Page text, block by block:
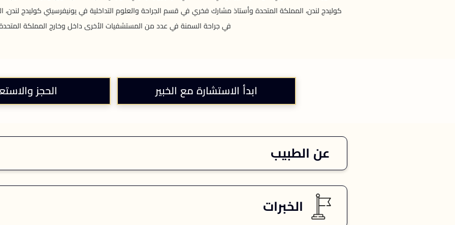
كوليدج لندن، المملكة المتحدة وأستاذ مشارك فخري في قسم الجراحة والعلوم التداخلية في يونيفرسيتي كوليدج لندن،
في جراحة السمنة في عدد من المستشفيات الأخرى داخل وخارج المملكة
ابدأ الاستشارة مع الخبير الحجز
عن الطبيب
الخبرات